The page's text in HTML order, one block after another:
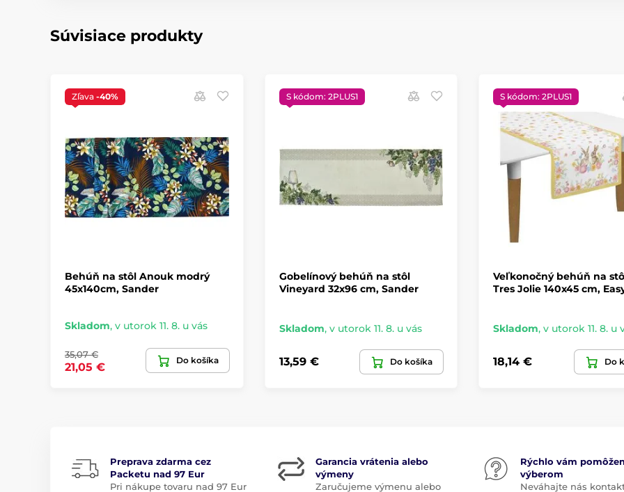
Súvisiace produkty
Zľava -40%
Behúň na stôl Anouk modrý
45x140cm, Sander
Skladom, v utorok 11. 8. u vás
35,07 €
21,05 €
Do košíka
S kódom: 2PLUS1
Gobelínový behúň na stôl
Vineyard 32x96 cm, Sander
Skladom, v utorok 11. 8. u vás
13,59 € Do košíka
S kódom: 2PLUS1
Veľkonočný behúň na
Tres Jolie 140x45 cm,
Skladom, v utorok 11. 8. u
18,14 € Do
Preprava zdarma cez
Packetu nad 97 Eur
Pri nákupe tovaru nad 97 Eur
Garancia vrátenia alebo
výmeny
Zaručujeme výmenu alebo
Rýchlo vám
výberom
Neváhajte nás